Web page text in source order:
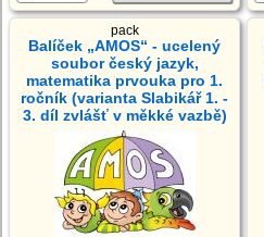
pack
Balíček „AMOS“ - ucelený
soubor český jazyk,
matematika prvouka pro 1.
ročník (varianta Slabikář 1. -
3. díl zvlášť v měkké vazbě)